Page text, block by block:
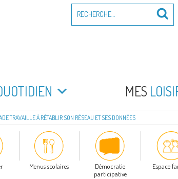
pour
MES
TRAVAILLE À RÉTABLIR SON RÉSEAU ET SES DONNÉES
Menus scolaires
Démocratie
participative
Espace